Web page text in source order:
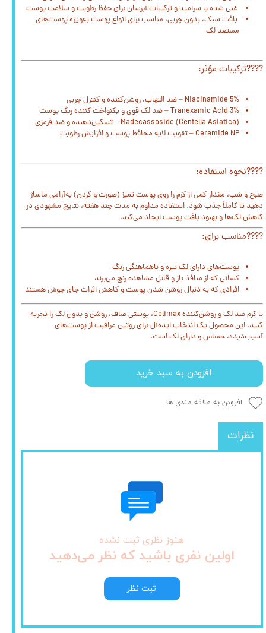
غنی شده با سرامید و ترکیبات آبرسان برای حفظ رطوبت و سلامت پوست
بافت سبک، بدون چربی، مناسب برای انواع پوست به‌ویژه پوست‌های
مستعد لک
????ترکیبات مؤثر:
Niacinamide 5% – ضد التهاب، روشن‌کننده و کنترل چربی
Tranexamic Acid 3% – ضد لک قوی و یکنواخت کننده رنگ پوست
Madecassoside (Centella Asiatica) – تسکین‌دهنده و ضد قرمزی
Ceramide NP – تقویت لایه محافظ پوست و افزایش رطوبت
????نحوه استفاده:
صبح و شب، مقدار کمی از کرم را روی پوست تمیز (صورت و گردن) به‌آرامی ماساژ
دهید تا کاملاً جذب شود. استفاده مداوم به مدت چند هفته، نتایج مشهودی در
کاهش لک‌ها و بهبود بافت پوست ایجاد می‌کند.
????مناسب برای:
پوست‌های دارای لک تیره و ناهماهنگی رنگ
کسانی که از منافذ باز و قابل مشاهده رنج می‌برند
افرادی که به دنبال روشن شدن پوست و کاهش اثرات جای جوش هستند
با کرم ضد لک و روشن‌کننده Celimax، پوستی صاف، روشن و بدون لک را تجربه
کنید. این محصول یک انتخاب ایده‌آل برای روتین مراقبت از پوست‌های
آسیب‌دیده، حساس و دارای لک است.
افزودن به سبد خرید
افزودن به علاقه مندی ها
نظرات
هنوز نظری ثبت نشده
اولین نفری باشید که نظر می‌دهید
ثبت نظر